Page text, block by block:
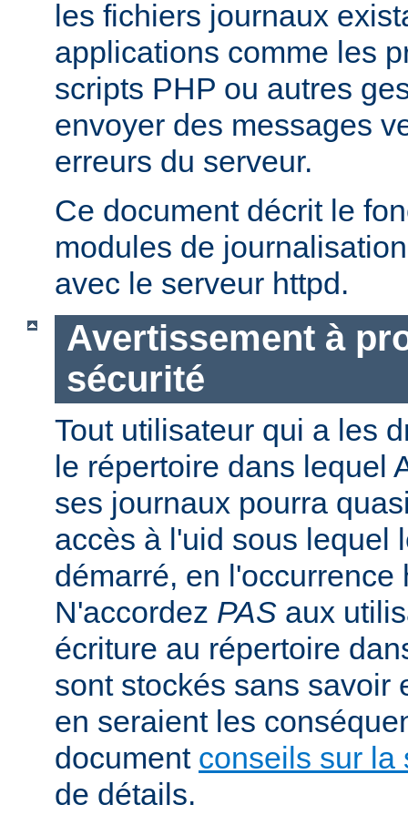
les fichiers journaux
applications comme les
scripts PHP ou autres
envoyer des messages
erreurs du serveur.
Ce document décrit le
modules de
avec le serveur httpd.
Avertissement à
sécurité
Tout utilisateur qui a les
le répertoire dans lequel
ses journaux pourra
accès à l'uid sous lequel
démarré, en
N'accordez PAS aux
écriture au répertoire
sont stockés sans savoir
en seraient les
document conseils sur la
de détails.